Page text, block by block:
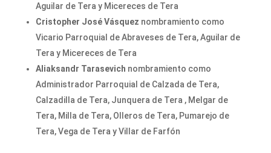
Aguilar de Tera y Micereces de Tera
Cristopher José Vásquez nombramiento como
Vicario Parroquial de Abraveses de Tera, Aguilar de
Tera y Micereces de Tera
Aliaksandr Tarasevich nombramiento como
Administrador Parroquial de Calzada de Tera,
Calzadilla de Tera, Junquera de Tera , Melgar de
Tera, Milla de Tera, Olleros de Tera, Pumarejo de
Tera, Vega de Tera y Villar de Farfón